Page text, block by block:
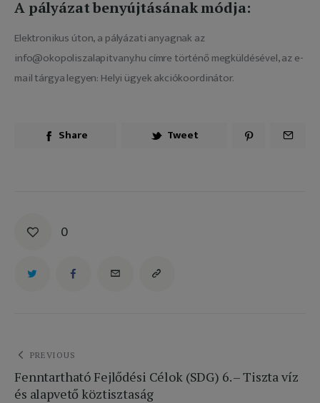
A pályázat benyújtásának módja:
Elektronikus úton, a pályázati anyagnak az
info@okopoliszalapitvany.hu címre történő megküldésével, az e-
mail tárgya legyen: Helyi ügyek akciókoordinátor.
Share Tweet
0
Bejegyzés
navigáció
PREVIOUS
Fenntartható Fejlődési Célok (SDG) 6. – Tiszta víz
és alapvető köztisztaság